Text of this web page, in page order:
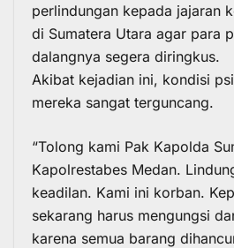
perlindungan kepada jajaran
di Sumatera Utara agar para
dalangnya segera diringkus.
Akibat kejadian ini, kondisi
mereka sangat terguncang.
“Tolong kami Pak Kapolda
Kapolrestabes Medan.
keadilan. Kami ini korban.
sekarang harus mengungsi
karena semua barang